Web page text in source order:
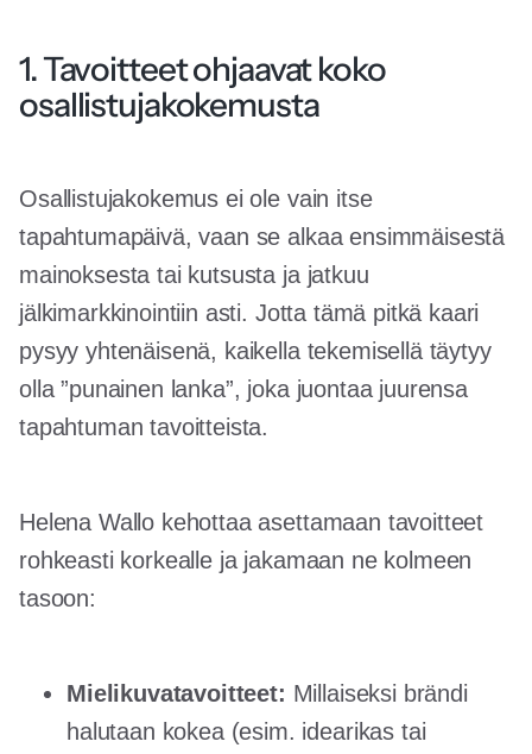
1. Tavoitteet ohjaavat koko
osallistujakokemusta
Osallistujakokemus ei ole vain itse
tapahtumapäivä, vaan se alkaa ensimmäisestä
mainoksesta tai kutsusta ja jatkuu
jälkimarkkinointiin asti. Jotta tämä pitkä kaari
pysyy yhtenäisenä, kaikella tekemisellä täytyy
olla ”punainen lanka”, joka juontaa juurensa
tapahtuman tavoitteista.
Helena Wallo kehottaa asettamaan tavoitteet
rohkeasti korkealle ja jakamaan ne kolmeen
tasoon:
Mielikuvatavoitteet: Millaiseksi brändi
halutaan kokea (esim. idearikas tai